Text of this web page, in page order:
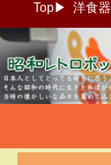
Top▶ 洋食器
昭和レ
貨